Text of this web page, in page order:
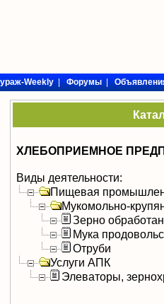
Weekly|Форумы|
ХЛЕБОПРИЕМНОЕ
Виды деятельности:
Пищевая
Мукомольно-
Зерно
Мука
Отруби
Услуги АПК
Элеваторы,